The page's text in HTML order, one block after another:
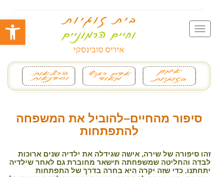
פתח
סיפור מהחיים–להוביל את המשפחה
להתפתחות
זהו סיפורה של שירה, אישה שגידלה את ילדיה שנים ארוכות
לבדה והחליטה שמשפחתה תישאר מחוברת גם לאחר שילדיה
יתחתנו. כדי שזה יקרה היא בחרה בדרך של התפתחות